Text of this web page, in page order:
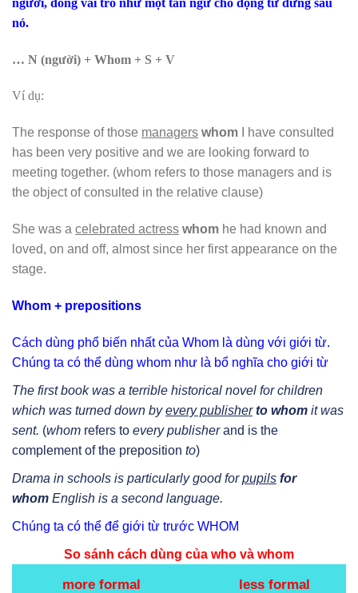
nó.
… N (người) + Whom + S + V
Ví dụ:
The response of those managers whom
I have consulted
has been very positive and we are looking forward to
meeting together. (whom refers to those managers and is
the object of consulted in the relative clause)
She was a celebrated actress whom he had known and
loved, on and off, almost since her first appearance on the
stage.
Whom + prepositions
Cách dùng phổ biến nhất của Whom là dùng với giới từ.
Chúng ta có thể dùng whom như là bổ nghĩa cho giới từ
The first book was a terrible historical novel for children
which was turned down byevery publisher to whom it was
sent. (whom refers to every publisherand is the
complement of the preposition to)
Drama in schools is particularly good forpupils for
whom English is a second language.
Chúng ta có thể để giới từ trước WHOM
So sánh cách dùng của who và whom
more formal less formal